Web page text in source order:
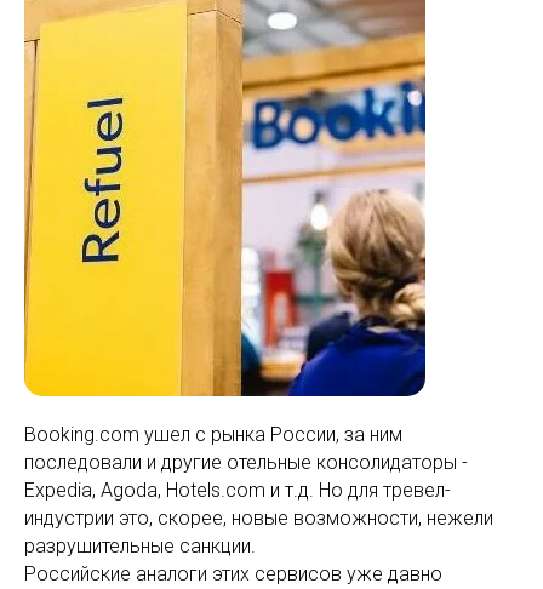
Booking.com ушел с рынка России, за ним
последовали и другие отельные консолидаторы -
Expedia, Agoda, Hotels.com и т.д. Но для тревел-
индустрии это, скорее, новые возможности, нежели
разрушительные санкции.
Российские аналоги этих сервисов уже давно